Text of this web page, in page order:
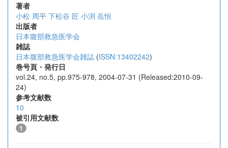
著者
小松 周平 下松谷 匠 小渕 岳恒
出版者
日本腹部救急医学会
雑誌
日本腹部救急医学会雑誌 (ISSN:13402242)
巻号頁・発行日
vol.24, no.5, pp.975-978, 2004-07-31 (Released:2010-09-
24)
参考文献数
10
被引用文献数
1